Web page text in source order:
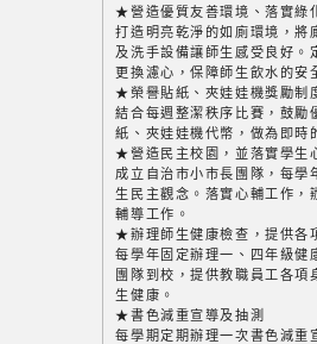
★營造優質友善環境、落實綠
打造明亮乾淨的如廁環境，將
及洗手設備讓師生感受良好。
更換濾心，保障師生飲水的安
★榮譽貼紙、夾娃娃機獎勵制
結合每週整潔秩序比賽，鼓勵
紙、夾娃娃機代幣，做為即時
★營造民主校園，並落實學生
成立自治市小市長團隊，每學
生民主觀念。落實心輔工作，
輔導工作。
★辦理師生健康檢查，提供各
每學年固定辦理一、四年級健
團隊到校，提供教職員工各
生健康。
★書色減重宣導及抽測
每學期定期辦理一次書色減重